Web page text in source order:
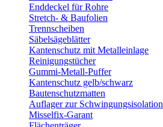
Enddeckel für Rohre
Stretch- & Baufolien
Trennscheiben
Säbelsägeblätter
Kantenschutz mit Metalleinlage
Reinigungstücher
Gummi-Metall-Puffer
Kantenschutz gelb/schwarz
Bautenschutzmatten
Auflager zur Schwingungsisolation
Misselfix-Garant